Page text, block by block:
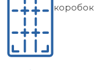
коробок